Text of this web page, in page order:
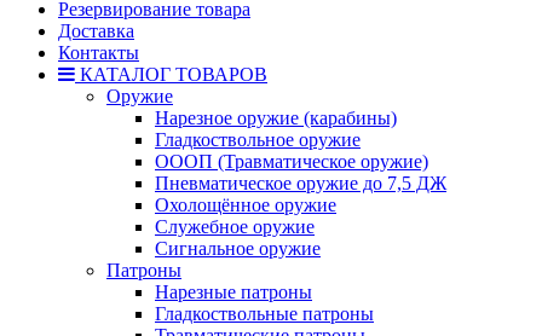
Резервирование товара
Доставка
Контакты
КАТАЛОГ ТОВАРОВ
Оружие
Нарезное оружие (карабины)
Гладкоствольное оружие
ОООП (Травматическое оружие)
Пневматическое оружие до 7,5 ДЖ
Охолощённое оружие
Служебное оружие
Сигнальное оружие
Патроны
Нарезные патроны
Гладкоствольные патроны